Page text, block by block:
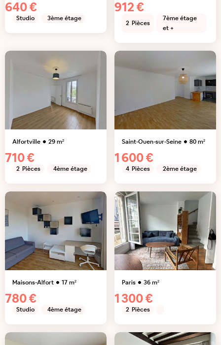
640 €
Studio 3ème étage
912 €
2 Pièces
7ème étage
et +
Alfortville 29m²
710 €
2 Pièces 4ème étage
Saint-Ouen-sur-Seine 80m²
1 600 €
4 Pièces 2ème étage
Maisons-Alfort 17m²
780 €
Studio 4ème étage
Paris 36m²
1 300 €
2 Pièces